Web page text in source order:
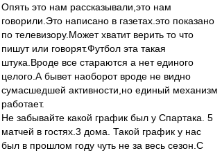
Опять это нам рассказывали,это нам
говорили.Это написано в газетах.это показано
по телевизору.Может хватит верить то что
пишут или говорят.Футбол эта такая
штука.Вроде все стараются а нет единого
целого.А бывет наоборот вроде не видно
сумасшедшей активности,но единый механизм
работает.
Не забывайте какой график был у Спартака. 5
матчей в гостях.3 дома. Такой график у нас
был в прошлом году чуть не за весь сезон.С